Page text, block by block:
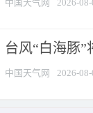
中国天气网 2026-
台风“白海豚
中国天气网 2026-